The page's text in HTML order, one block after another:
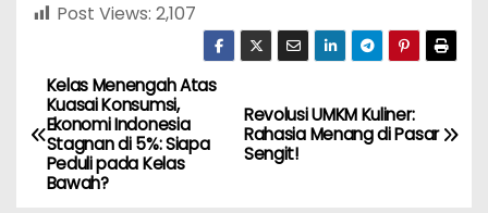
Post Views: 2,107
N
a
v
Revolusi UMKM Kuliner:
Rahasia Menang di Pasar
Sengit!
Kelas Menengah Atas
Kuasai Konsumsi,
Ekonomi Indonesia
Stagnan di 5%: Siapa
Peduli pada Kelas
Bawah?